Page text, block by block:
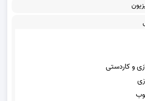
و کاردستی